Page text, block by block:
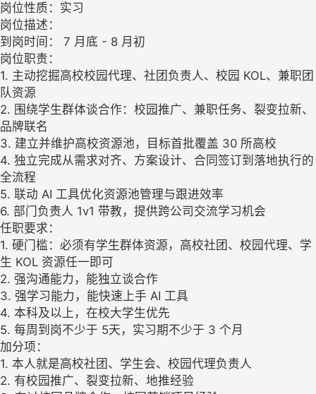
岗位性质：实习
岗位描述：
到岗时间： 7 月底 - 8 月初
岗位职责：
1. 主动挖掘高校校园代理、社团负责人、校园 KOL、兼职团
队资源
2. 围绕学生群体谈合作：校园推广、兼职任务、裂变拉新、
品牌联名
3. 建立并维护高校资源池，目标首批覆盖 30 所高校
4. 独立完成从需求对齐、方案设计、合同签订到落地执行的
全流程
5. 联动 AI 工具优化资源池管理与跟进效率
6. 部门负责人 1v1 带教，提供跨公司交流学习机会
任职要求：
1. 硬门槛：必须有学生群体资源，高校社团、校园代理、学
生 KOL 资源任一即可
2. 强沟通能力，能独立谈合作
3. 强学习能力，能快速上手 AI 工具
4. 本科及以上，在校大学生优先
5. 每周到岗不少于 5天，实习期不少于 3 个月
加分项：
1. 本人就是高校社团、学生会、校园代理负责人
2. 有校园推广、裂变拉新、地推经验